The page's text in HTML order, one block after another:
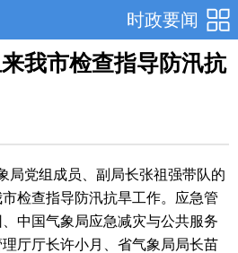
时政要闻
我市检查指导防汛抗
局党组成员、副局长张祖强带队的
检查指导防汛抗旱工作。应急管
中国气象局应急减灾与公共服务
厅厅长许小月、省气象局局长苗